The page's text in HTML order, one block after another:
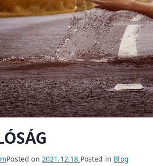
Posted on 2021.12.18.Posted in Blog